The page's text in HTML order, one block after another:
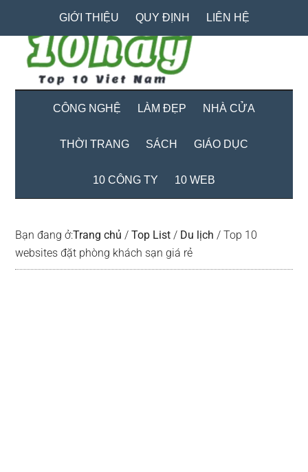
content
secondary
menu
primary
sidebar
GIỚI THIỆU QUY ĐỊNH LIÊN HỆ
CÔNG NGHỆ LÀM ĐẸP NHÀ CỬA
THỜI TRANG SÁCH GIÁO DỤC
10 CÔNG TY 10 WEB
Bạn đang ở:Trang chủ / Top List / Du lịch / Top 10
websites đặt phòng khách sạn giá rẻ